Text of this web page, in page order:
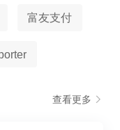
富友支付
查看更多